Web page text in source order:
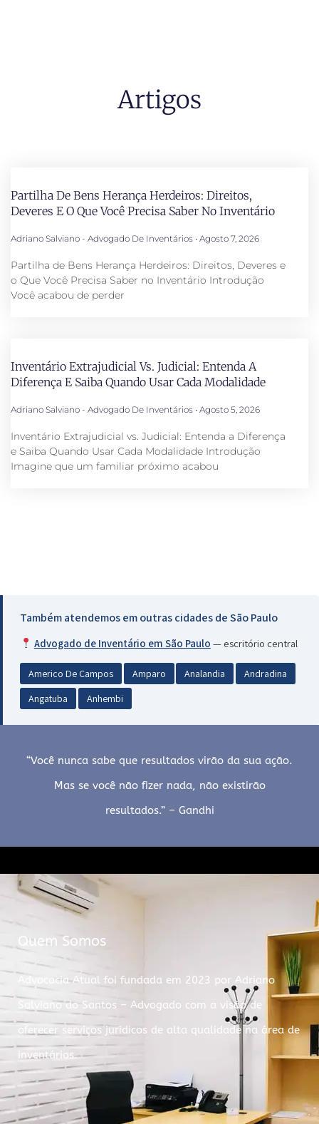
Artigos
Partilha De Bens Herança Herdeiros: Direitos,
Deveres E O Que Você Precisa Saber No Inventário
Adriano Salviano - Advogado De Inventários Agosto 7, 2026
Partilha de Bens Herança Herdeiros: Direitos, Deveres e
o Que Você Precisa Saber no Inventário Introdução
Você acabou de perder
Inventário Extrajudicial Vs. Judicial: Entenda A
Diferença E Saiba Quando Usar Cada Modalidade
Adriano Salviano - Advogado De Inventários Agosto 5, 2026
Inventário Extrajudicial vs. Judicial: Entenda a Diferença
e Saiba Quando Usar Cada Modalidade Introdução
Imagine que um familiar próximo acabou
Também atendemos em outras cidades de São Paulo
Advogado de Inventário em São Paulo — escritório central
Americo De Campos Amparo Analandia
Andradina
Angatuba
Anhembi
“Você nunca sabe que resultados virão da sua ação.
Mas se você não fizer nada, não existirão
resultados.” – Gandhi
Quem Somos
Advocacia Atual foi fundada em 2023 por Adriano
Salviano do Santos – Advogado com a visão de
oferecer serviços jurídicos de alta qualidade na área de
inventários.